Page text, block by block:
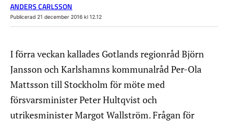
ANDERS CARLSSON
Publicerad 21 december 2016 kl 12.12
I förra veckan kallades Gotlands regionråd Björn
Jansson och Karlshamns kommunalråd Per-Ola
Mattsson till Stockholm för möte med
försvarsminister Peter Hultqvist och
utrikesminister Margot Wallström. Frågan för